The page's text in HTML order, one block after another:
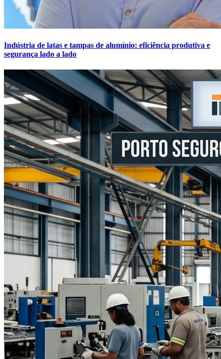
Indústria de latas e tampas de alumínio: eficiência produtiva e
segurança lado a lado